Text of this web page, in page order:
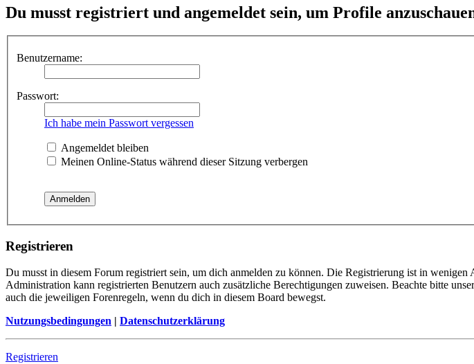
Du musst registriert und angemeldet sein, um Profile
Benutzername:
Passwort:
Ich habe mein Passwort vergessen
Angemeldet bleiben
Meinen Online-Status während dieser Sitzung verbergen
Registrieren
Du musst in diesem Forum registriert sein, um dich anmelden zu können. Die Registrierung ist in
Administration kann registrierten Benutzern auch zusätzliche Berechtigungen zuweisen. Beachte bitte
auch die jeweiligen Forenregeln, wenn du dich in diesem Board bewegst.
Nutzungsbedingungen | Datenschutzerklärung
Registrieren